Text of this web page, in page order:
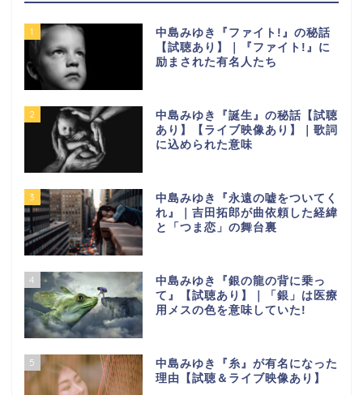
1
中島みゆき『ファイト!』の秘話
【試聴あり】｜『ファイト!』に
励まされた有名人たち
2
中島みゆき『誕生』の秘話【試聴
あり】【ライブ映像あり】｜歌詞
に込められた意味
3
中島みゆき『永遠の嘘をついてく
れ』｜吉田拓郎が曲依頼した経緯
と「つま恋」の舞台裏
4
中島みゆき『銀の龍の背に乗っ
て』【試聴あり】｜「銀」は医療
用メスの色を意味していた!
5
中島みゆき『糸』が有名になった
理由【試聴＆ライブ映像あり】